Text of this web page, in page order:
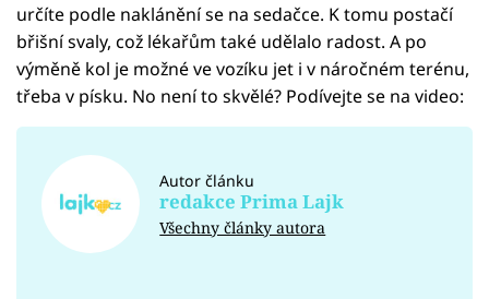
určíte podle naklánění se na sedačce. K tomu postačí
břišní svaly, což lékařům také udělalo radost. A po
výměně kol je možné ve vozíku jet i v náročném terénu,
třeba v písku. No není to skvělé? Podívejte se na video:
Autor článku
redakce Prima Lajk
Všechny články autora